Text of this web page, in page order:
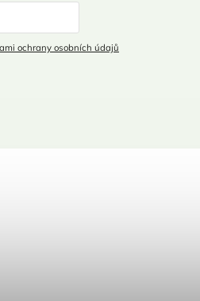
ochrany osobních údajů